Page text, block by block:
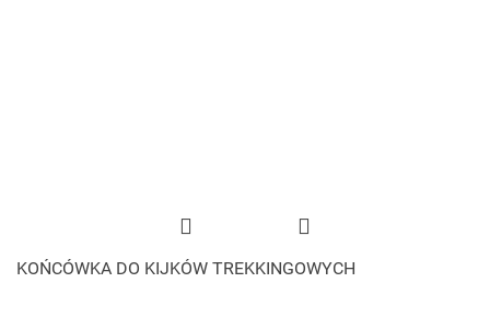
KOŃCÓWKA DO KIJKÓW TREKKINGOWYCH